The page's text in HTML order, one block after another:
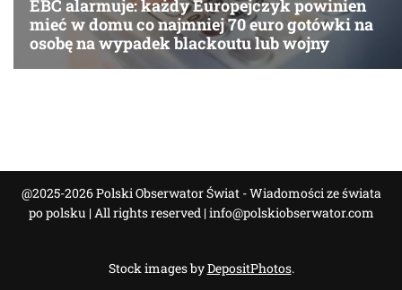
@2025-2026 Polski Obserwator Świat - Wiadomości ze świata
po polsku | All rights reserved | info@polskiobserwator.com
Stock images byDepositPhotos.